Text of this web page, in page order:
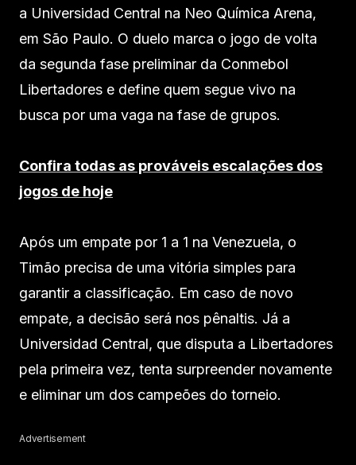
a Universidad Central na Neo Química Arena,
em São Paulo. O duelo marca o jogo de volta
da segunda fase preliminar da Conmebol
Libertadores e define quem segue vivo na
busca por uma vaga na fase de grupos.
Confira todas as prováveis escalações dos
jogos de hoje
Após um empate por 1 a 1 na Venezuela, o
Timão precisa de uma vitória simples para
garantir a classificação. Em caso de novo
empate, a decisão será nos pênaltis. Já a
Universidad Central, que disputa a Libertadores
pela primeira vez, tenta surpreender novamente
e eliminar um dos campeões do torneio.
Advertisement